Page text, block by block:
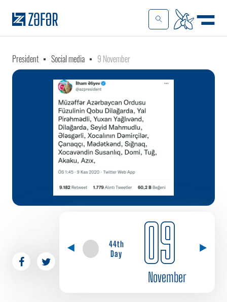
President Social media 9 November
44th
Day
09
November